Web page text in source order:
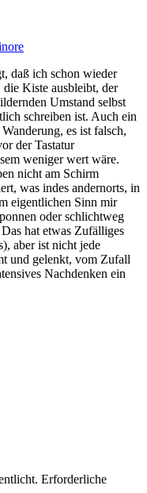
daß ich schon wieder
die Kiste ausbleibt, der
Umstand selbst
schreiben ist. Auch ein
es ist falsch,
der Tastatur
weniger wert wäre.
nicht am Schirm
was indes andernorts, in
eigentlichen Sinn mir
oder schlichtweg
hat etwas Zufälliges
aber ist nicht jede
und gelenkt, vom Zufall
Nachdenken ein
Erforderliche